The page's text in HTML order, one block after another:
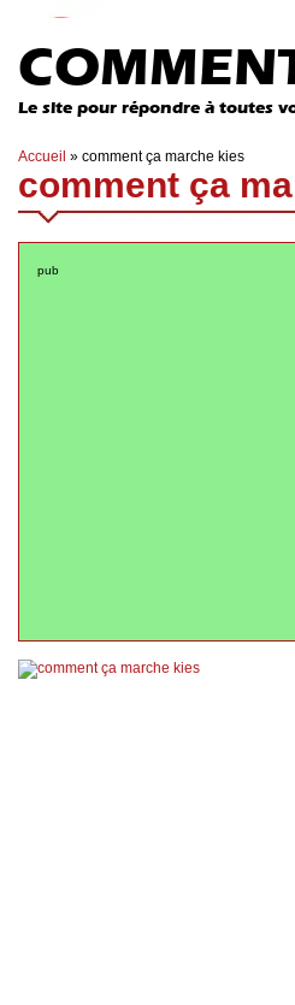
Le site pour répondre à toutes
Accueil » comment ça marche kies
comment ça
pub